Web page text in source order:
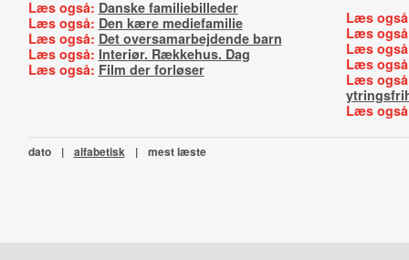
Læs også: Danske familiebilleder
Læs også: Den kære mediefamilie
Læs også: Det oversamarbejdende barn
Læs også: Interiør. Rækkehus. Dag
Læs også: Film der forløser
Læs
Læs
Læs
Læs
Læs
Læs
dato | alfabetisk | mest læste